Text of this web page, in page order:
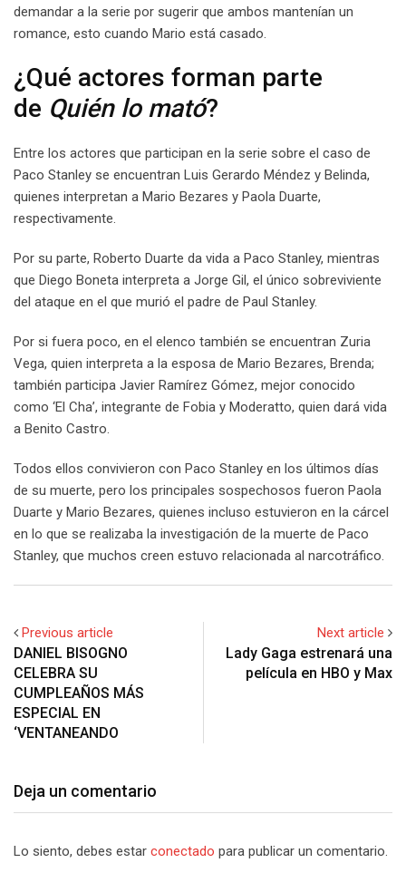
demandar a la serie por sugerir que ambos mantenían un
romance, esto cuando Mario está casado.
¿Qué actores forman parte
de Quién lo mató?
Entre los actores que participan en la serie sobre el caso de
Paco Stanley se encuentran Luis Gerardo Méndez y Belinda,
quienes interpretan a Mario Bezares y Paola Duarte,
respectivamente.
Por su parte, Roberto Duarte da vida a Paco Stanley, mientras
que Diego Boneta interpreta a Jorge Gil, el único sobreviviente
del ataque en el que murió el padre de Paul Stanley.
Por si fuera poco, en el elenco también se encuentran Zuria
Vega, quien interpreta a la esposa de Mario Bezares, Brenda;
también participa Javier Ramírez Gómez, mejor conocido
como ‘El Cha’, integrante de Fobia y Moderatto, quien dará vida
a Benito Castro.
Todos ellos convivieron con Paco Stanley en los últimos días
de su muerte, pero los principales sospechosos fueron Paola
Duarte y Mario Bezares, quienes incluso estuvieron en la cárcel
en lo que se realizaba la investigación de la muerte de Paco
Stanley, que muchos creen estuvo relacionada al narcotráfico.
Previous article
DANIEL BISOGNO
CELEBRA SU
CUMPLEAÑOS MÁS
ESPECIAL EN
‘VENTANEANDO
Next article
Lady Gaga estrenará una
película en HBO y Max
Deja un comentario
Lo siento, debes estar conectado para publicar un comentario.